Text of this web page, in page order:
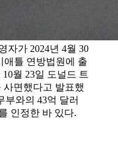
자가 2024년 4월 30
애틀 연방법원에 출
월 23일 도널드 트
사면했다고 발표했
부와의 43억 달러
인정한 바 있다.